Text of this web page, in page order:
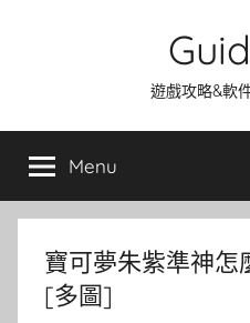
遊戲攻略&軟
Menu
寶可夢朱紫準神怎
[多圖]